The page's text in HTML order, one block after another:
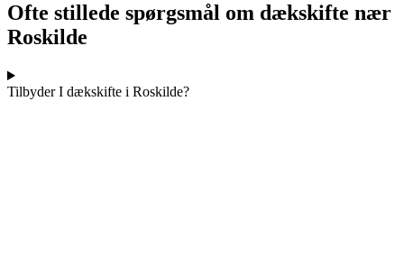
Ofte stillede spørgsmål om dækskifte nær
Roskilde
Tilbyder I dækskifte i Roskilde?